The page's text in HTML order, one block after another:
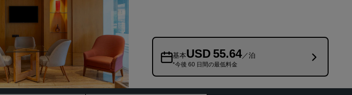
業界ソリューション
フライトを検索
フライトを検索
ダイニング
市内中心部にあるホテル
ブログをご覧ください
Radisson Rewards
基本USD 55.64／泊
*今後 60 日間の最低料金